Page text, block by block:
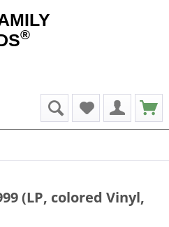
®
(LP, colored Vinyl,